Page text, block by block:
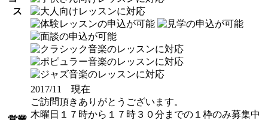
ス
2017/11 現在
ご訪問頂きありがとうございます。
木曜日１７時から１７時３０分までの１枠のみ募集中